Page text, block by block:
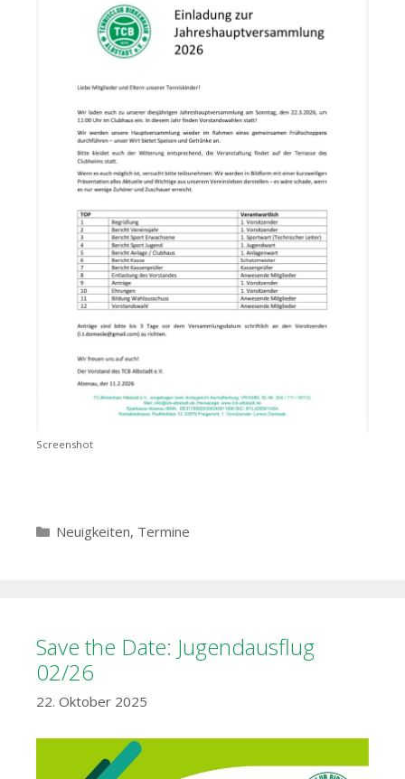
Screenshot
Kategorien
Neuigkeiten, Termine
Save the Date: Jugendausflug
02/26
22. Oktober 2025